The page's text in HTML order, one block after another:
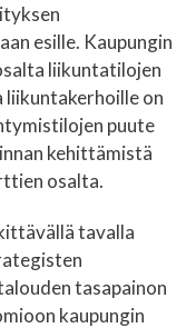
esille. Kaupungin
liikuntatilojen
on
puute
kehittämistä
osalta.
tavalla
tasapainon
kaupungin